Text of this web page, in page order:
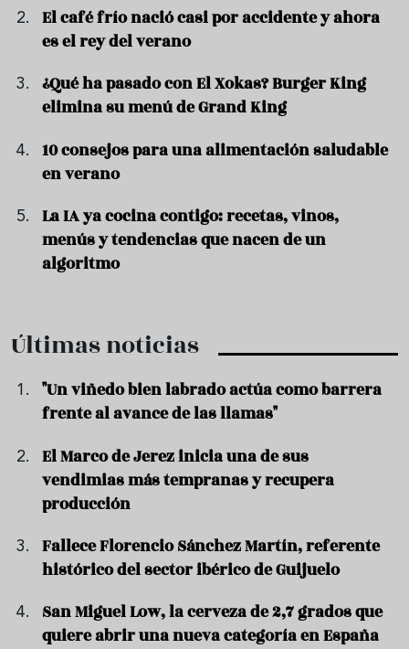
El café frío nació casi por accidente y ahora
es el rey del verano
¿Qué ha pasado con El Xokas? Burger King
elimina su menú de Grand King
10 consejos para una alimentación saludable
en verano
La IA ya cocina contigo: recetas, vinos,
menús y tendencias que nacen de un
algoritmo
Últimas noticias
"Un viñedo bien labrado actúa como barrera
frente al avance de las llamas"
El Marco de Jerez inicia una de sus
vendimias más tempranas y recupera
producción
Fallece Florencio Sánchez Martín, referente
histórico del sector ibérico de Guijuelo
San Miguel Low, la cerveza de 2,7 grados que
quiere abrir una nueva categoría en España